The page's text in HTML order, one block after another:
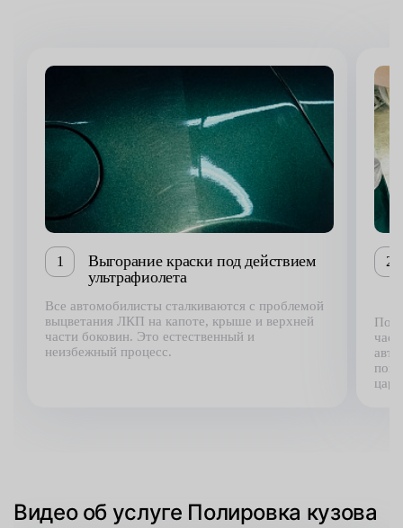
1
Выгорание краски под действием
ультрафиолета
Все автомобилисты сталкиваются с проблемой
выцветания ЛКП на капоте, крыше и верхней
части боковин. Это естественный и
неизбежный процесс.
2
Под
Видео об услуге Полировка кузова